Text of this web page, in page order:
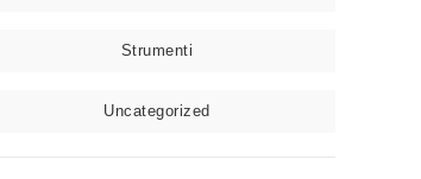
Strumenti
Uncategorized